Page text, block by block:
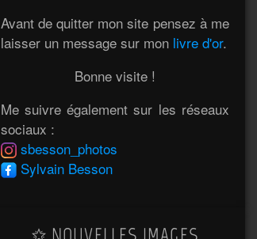
Avant de quitter mon site pensez à me
laisser un message sur mon livre d'or.
Bonne visite !
Me suivre également sur les réseaux
sociaux :
sbesson_photos
Sylvain Besson
NOUVELLES IMAGES